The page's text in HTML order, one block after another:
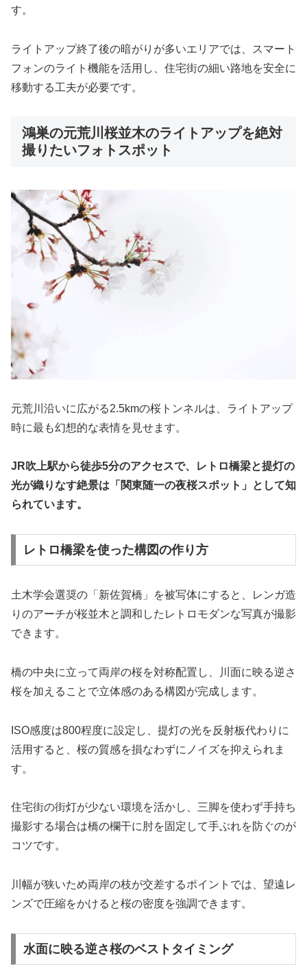
す。
ライトアップ終了後の暗がりが多いエリアでは、スマート
フォンのライト機能を活用し、住宅街の細い路地を安全に
移動する工夫が必要です。
鴻巣の元荒川桜並木のライトアップを絶対
撮りたいフォトスポット
元荒川沿いに広がる2.5kmの桜トンネルは、ライトアップ
時に最も幻想的な表情を見せます。
JR吹上駅から徒歩5分のアクセスで、レトロ橋梁と提灯の
光が織りなす絶景は「関東随一の夜桜スポット」として知
られています。
レトロ橋梁を使った構図の作り方
土木学会選奨の「新佐賀橋」を被写体にすると、レンガ造
りのアーチが桜並木と調和したレトロモダンな写真が撮影
できます。
橋の中央に立って両岸の桜を対称配置し、川面に映る逆さ
桜を加えることで立体感のある構図が完成します。
ISO感度は800程度に設定し、提灯の光を反射板代わりに
活用すると、桜の質感を損なわずにノイズを抑えられま
す。
住宅街の街灯が少ない環境を活かし、三脚を使わず手持ち
撮影する場合は橋の欄干に肘を固定して手ぶれを防ぐのが
コツです。
川幅が狭いため両岸の枝が交差するポイントでは、望遠レ
ンズで圧縮をかけると桜の密度を強調できます。
水面に映る逆さ桜のベストタイミング